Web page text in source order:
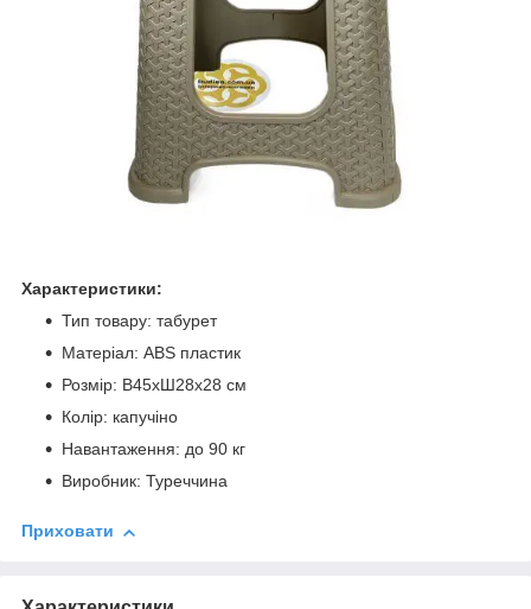
Характеристики:
Тип товару: табурет
Матеріал: ABS пластик
Розмір: В45хШ28х28 см
Колір: капучіно
Навантаження: до 90 кг
Виробник: Туреччина
Приховати